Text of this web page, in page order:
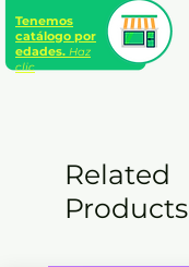
Tenemos
catálogo por
edades. Haz
clic
Related
Products